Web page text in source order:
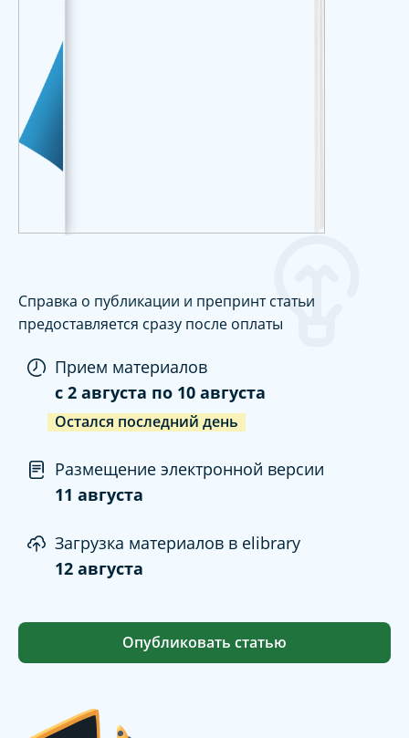
Справка о публикации и препринт статьи
предоставляется сразу после оплаты
Прием материалов
c 2 августа по 10 августа
Остался последний день
Размещение электронной версии
11 августа
Загрузка материалов в elibrary
12 августа
Опубликовать статью